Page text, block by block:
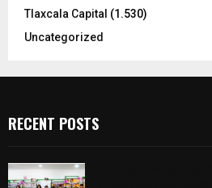
Tlaxcala Capital (1.530)
Uncategorized
RECENT POSTS